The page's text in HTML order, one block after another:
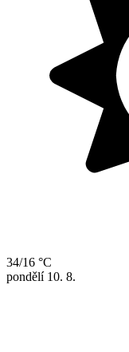
34/16 °C
pondělí 10. 8.